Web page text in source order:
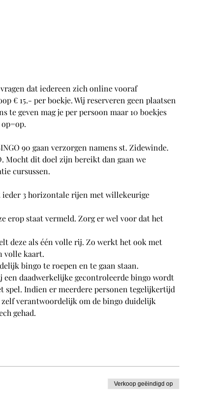
dat iedereen zich online vooraf
€ 15.- per boekje. Wij reserveren geen plaatsen
te geven mag je per persoon maar 10 boekjes
90 gaan verzorgen namens st. Zidewinde.
Mocht dit doel zijn bereikt dan gaan we
cursussen.
ieder 3 horizontale rijen met willekeurige
erop staat vermeld. Zorg er wel voor dat het
deze als één volle rij. Zo werkt het ook met
volle kaart.
bingo te roepen en te gaan staan.
daadwerkelijke gecontroleerde bingo wordt
spel. Indien er meerdere personen tegelijkertijd
verantwoordelijk om de bingo duidelijk
gehad.
Verkoop geëindigd op